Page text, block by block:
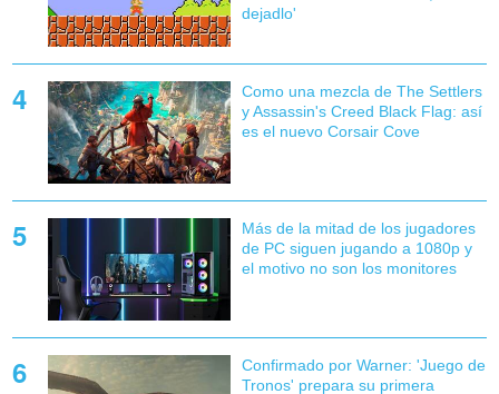
dejadlo'
Como una mezcla de The Settlers
y Assassin's Creed Black Flag: así
es el nuevo Corsair Cove
Más de la mitad de los jugadores
de PC siguen jugando a 1080p y
el motivo no son los monitores
Confirmado por Warner: 'Juego de
Tronos' prepara su primera